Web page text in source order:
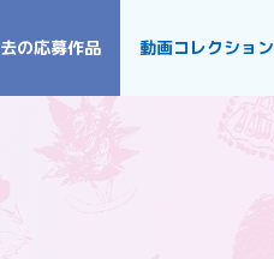
の応募作品 動画コレクション